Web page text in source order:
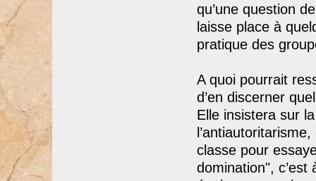
qu’une question
laisse place à
pratique des
A quoi pourrait
d’en discerner
Elle insistera sur
classe pour
domination", c’est